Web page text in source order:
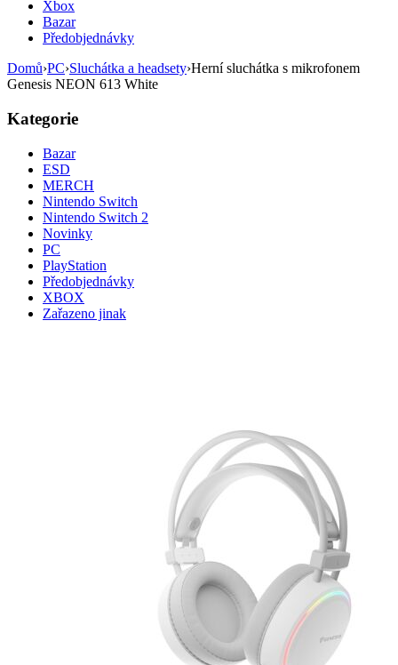
Xbox
Bazar
Předobjednávky
Domů›PC›Sluchátka a headsety›Herní sluchátka s mikrofonem
Genesis NEON 613 White
Kategorie
Bazar
ESD
MERCH
Nintendo Switch
Nintendo Switch 2
Novinky
PC
PlayStation
Předobjednávky
XBOX
Zařazeno jinak